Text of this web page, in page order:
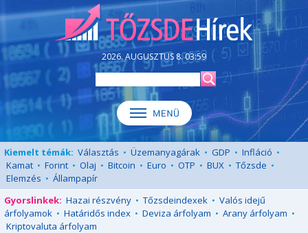
2026. AUGUSZTUS 8. 03:59
Kiemelt témák: Választás • Üzemanyagárak • GDP • Infláció •
Kamat • Forint • Olaj • Bitcoin • Euro • OTP • BUX • Tőzsde •
Elemzés • Állampapír
Gyorslinkek: Hazai részvény • Tőzsdeindexek • Valós idejű
árfolyamok • Határidős index • Deviza árfolyam • Arany árfolyam •
Kriptovaluta árfolyam